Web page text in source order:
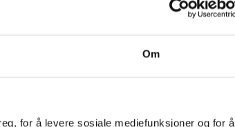
Om
for å levere sosiale mediefunksjoner og for å